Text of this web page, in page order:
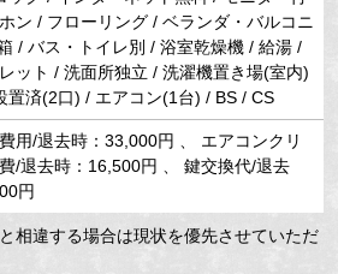
ン / フローリング / ベランダ・バルコニ
/ バス・トイレ別 / 浴室乾燥機 / 給湯 /
ット / 洗面所独立 / 洗濯機置き場(室内)
置済(2口) / エアコン(1台) / BS / CS
用/退去時：33,000円 、 エアコンクリ
/退去時：16,500円 、 鍵交換代/退去
円
相違する場合は現状を優先させていただ